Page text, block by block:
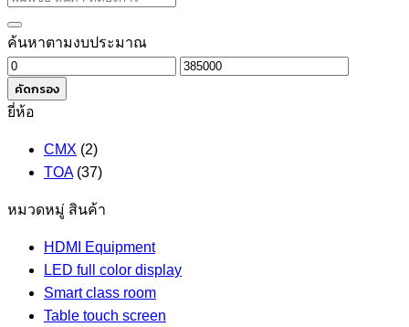
ค้นหาตามงบประมาณ
ราคา
ต่ำ
สุด
ราคา
คัดกรอง
ยี่ห้อ
CMX (2)
TOA (37)
หมวดหมู่ สินค้า
HDMI Equipment
LED full color display
Smart class room
Table touch screen